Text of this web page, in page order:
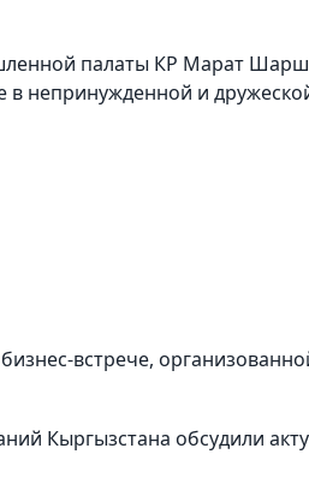
палаты КР Марат
в непринужденной и
встрече,
Кыргызстана обсудили